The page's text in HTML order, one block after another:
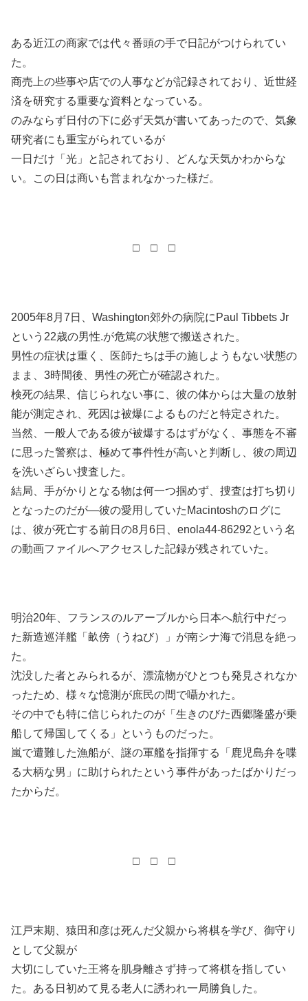
ある近江の商家では代々番頭の手で日記がつけられてい
た。
商売上の些事や店での人事などが記録されており、近世経
済を研究する重要な資料となっている。
のみならず日付の下に必ず天気が書いてあったので、気象
研究者にも重宝がられているが
一日だけ「光」と記されており、どんな天気かわからな
い。この日は商いも営まれなかった様だ。
□ □ □
2005年8月7日、Washington郊外の病院にPaul Tibbets Jr
という22歳の男性.が危篤の状態で搬送された。
男性の症状は重く、医師たちは手の施しようもない状態の
まま、3時間後、男性の死亡が確認された。
検死の結果、信じられない事に、彼の体からは大量の放射
能が測定され、死因は被爆によるものだと特定された。
当然、一般人である彼が被爆するはずがなく、事態を不審
に思った警察は、極めて事件性が高いと判断し、彼の周辺
を洗いざらい捜査した。
結局、手がかりとなる物は何一つ掴めず、捜査は打ち切り
となったのだが―彼の愛用していたMacintoshのログに
は、彼が死亡する前日の8月6日、enola44-86292という名
の動画ファイルへアクセスした記録が残されていた。
明治20年、フランスのルアーブルから日本へ航行中だっ
た新造巡洋艦「畝傍（うねび）」が南シナ海で消息を絶っ
た。
沈没した者とみられるが、漂流物がひとつも発見されなか
ったため、様々な憶測が庶民の間で囁かれた。
その中でも特に信じられたのが「生きのびた西郷隆盛が乗
船して帰国してくる」というものだった。
嵐で遭難した漁船が、謎の軍艦を指揮する「鹿児島弁を喋
る大柄な男」に助けられたという事件があったばかりだっ
たからだ。
□ □ □
江戸末期、猿田和彦は死んだ父親から将棋を学び、御守り
として父親が
大切にしていた王将を肌身離さず持って将棋を指してい
た。ある日初めて見る老人に誘われ一局勝負した。